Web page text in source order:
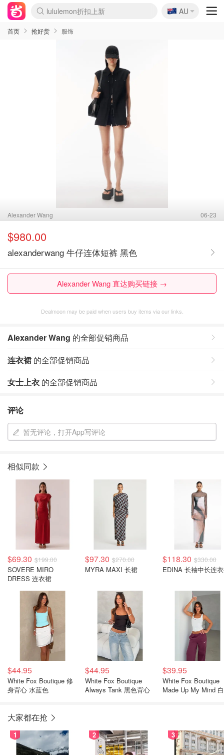
lululemon折扣上新
Sasa美妆护肤3.5折
SSENSE年中2.5折
FreshBeauty好价汇总
Cettire降价+叠9折
WWS Coles超市实拍
viagogo二手票捡漏
Myer超级周末
The Outnet奢牌1折起
David Jones 3折起
Flannels大牌1折
Perfumes Club护肤1折
AMIRO面罩$251
Amazon折扣汇总
eToro入金$200送$50
Amazon数码好物
ICONIC本周7.5折
ThedoubleF高奢地板价
Moose Knuckles 6折
丝芙兰5折起
EUFY摄像头$98
Selenichast首饰2折
Trip机票酒店促销
YSL送5件彩妆礼
Amazon家居好物
Amazon美妆护肤
雅漾大喷$8
过敏原检测盒$33
伊索独家赠50ml沐浴露
科颜氏高保湿面霜$29
SEALIFE海洋馆门票6折
丝塔芙大白罐$16
订阅Newsletter送香薰
Cult Beauty 6.8折
Harrods圣诞日历$525
LN-CC奢牌私促3折
d'Alba空姐喷雾$16
EVE LOM套装£56
Bernardelli独家4折
Adore Beauty 6折起
CT圣诞日历
Mytheresa奢品2.7折
Luxury Escapes 9折
Currentbody美容仪$881
MOON Garden Live
Roborock扫地机$649
Tingo Life水杯$24
Valentino官网5折
CR洗护套装$23
修丽可4件套$159
Myer彩妆2件7折
GANNI官网4.5折
Stylevana韩妆4折
Tessabit高奢8.5折
OGX洗发水$11
Amazon阿德莱德次日达
卡诗8.5折+赠礼
Philips Hue灯具8折
🇦🇺
AU
首页 抢好货 服饰
Alexander Wang 06-23
$980.00
alexanderwang 牛仔连体短裤 黑色
Alexander Wang 直达购买链接 →
Dealmoon may be paid when users buy items via our links.
Alexander Wang 的全部促销商品
连衣裙 的全部促销商品
女士上衣 的全部促销商品
评论
暂无评论，打开App写评论
相似同款
$69.30 $199.00
SOVERE MIRO
DRESS 连衣裙
$97.30 $270.00
MYRA MAXI 长裙
$118.30 $330.00
EDINA 长袖中长连
$44.95
White Fox Boutique 修
身背心 水蓝色
$44.95
White Fox Boutique
Always Tank 黑色背心
$39.95
White Fox Boutique
Made Up My Mind
大家都在抢
1 2 3